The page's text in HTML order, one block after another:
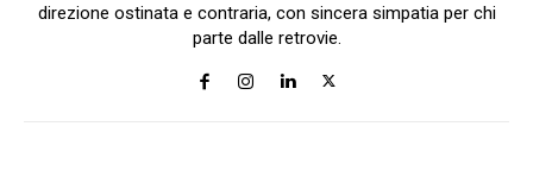
direzione ostinata e contraria, con sincera simpatia per chi
parte dalle retrovie.